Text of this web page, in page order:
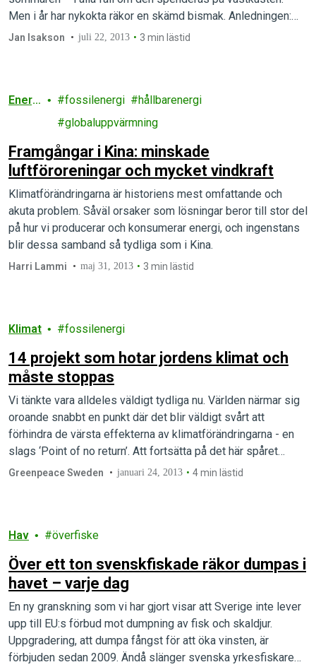
Men i år har nykokta räkor en skämd bismak. Anledningen:
Den omfattande dumpningen av små räkor som vi avslöjade i
Jan Isakson juli 22, 2013 3 min lästid
Energ
fossilenergi
hållbarenergi
globaluppvärmning
Framgångar i Kina: minskade
luftföroreningar och mycket vindkraft
Klimatförändringarna är historiens mest omfattande och
akuta problem. Såväl orsaker som lösningar beror till stor del
på hur vi producerar och konsumerar energi, och ingenstans
blir dessa samband så tydliga som i Kina.
Harri Lammi maj 31, 2013 3 min lästid
Klimat fossilenergi
14 projekt som hotar jordens klimat och
måste stoppas
Vi tänkte vara alldeles väldigt tydliga nu. Världen närmar sig
oroande snabbt en punkt där det blir väldigt svårt att
förhindra de värsta effekterna av klimatförändringarna - en
slags ‘Point of no return’. Att fortsätta på det här spåret
kommer att göra det ytterst svårt att förhindra utbredda och
Greenpeace Sweden januari 24, 2013 4 min lästid
Hav överfiske
Över ett ton svenskfiskade räkor dumpas i
havet – varje dag
En ny granskning som vi har gjort visar att Sverige inte lever
upp till EU:s förbud mot dumpning av fisk och skaldjur.
Uppgradering, att dumpa fångst för att öka vinsten, är
förbjuden sedan 2009. Ändå slänger svenska yrkesfiskare